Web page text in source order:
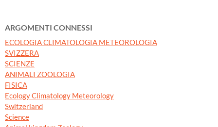
ARGOMENTI CONNESSI
ECOLOGIA CLIMATOLOGIA METEOROLOGIA
SVIZZERA
SCIENZE
ANIMALI ZOOLOGIA
FISICA
Ecology Climatology Meteorology
Switzerland
Science